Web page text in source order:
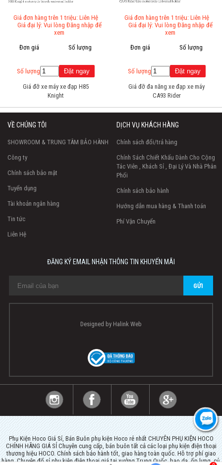
Giá đơn hàng trên 1 triệu: Liên Hệ
Giá đại lý: Vui lòng Đăng nhập để
xem
Đơn giá
Số lượng
Số lượng
Giá đỡ xe máy xe đạp H85
Knight
Giá đơn hàng trên 1 triệu: Liên Hệ
Giá đại lý: Vui lòng Đăng nhập để
xem
Đơn giá
Số lượng
Số lượng
Giá đỡ đa năng xe đạp xe máy
CA93 Rider
VỀ CHÚNG TÔI
SHOWROOM & TRUNG TÂM BẢO HÀNH
Công ty
Chính sách bảo mật
Tuyển dụng
Tài khoản ngân hàng
Tin tức
Liên Hệ
DỊCH VỤ KHÁCH HÀNG
Chính sách đổi/trả hàng
Chính Sách Chiết Khấu Dành Cho Cộng
Tác Viên , Khách Sỉ , Đại Lý Và Nhà Phân
Phối
Chính sách bảo hành
Hướng dẫn mua hàng & Thanh toán
Phí Vận Chuyển
ĐĂNG KÝ EMAIL NHẬN THÔNG TIN KHUYẾN MÃI
Designed by Halink Web
Phụ Kiện Hoco Giá Sỉ, Bán Buôn phụ kiện Hoco rẻ nhất CHUYÊN PHỤ KIỆN HOCO
CHÍNH HÃNG GIÁ SỈ Chuyên cung cấp, bán buôn tất cả các loại phụ kiện điện thoại
thương hiệu HOCO. Chính sách bảo hành tốt, giao hàng toàn quốc. Hỗ trợ phí giao
hàng. Chuyên đổ sỉ phụ kiện điện thoại giá tại xưởng Trung Quốc, bao da, ốp lưng, củ,